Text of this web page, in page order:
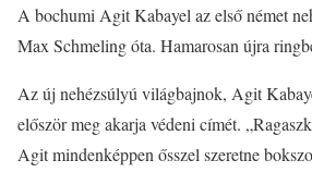
A bochumi Agit Kabayel az első német
Max Schmeling óta. Hamarosan újra
Az új nehézsúlyú világbajnok, Agit
először meg akarja védeni címét.
Agit mindenképpen ősszel szeretne